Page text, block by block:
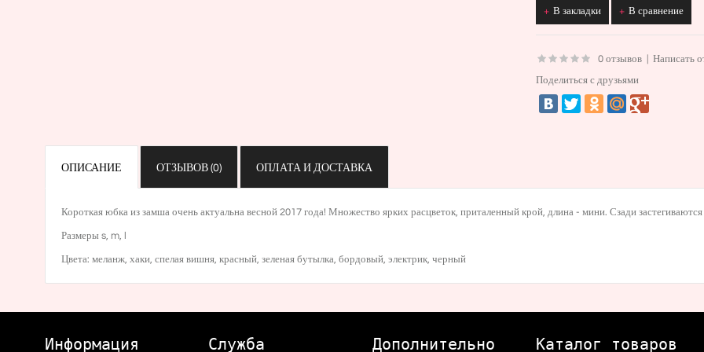
В закладки В сравнение
0 отзывов
Написать
Поделиться с друзьями
ОПИСАНИЕ ОТЗЫВОВ (0) ОПЛАТА И ДОСТАВКА
Короткая юбка из замша очень актуальна весной 2017 года! Множество ярких расцветок, приталенный крой, длина - мини. Сзади
Размеры s, m, l
Цвета: меланж, хаки, спелая вишня, красный, зеленая бутылка, бордовый, электрик, черный
Информация Служба Дополнительно Каталог товаров